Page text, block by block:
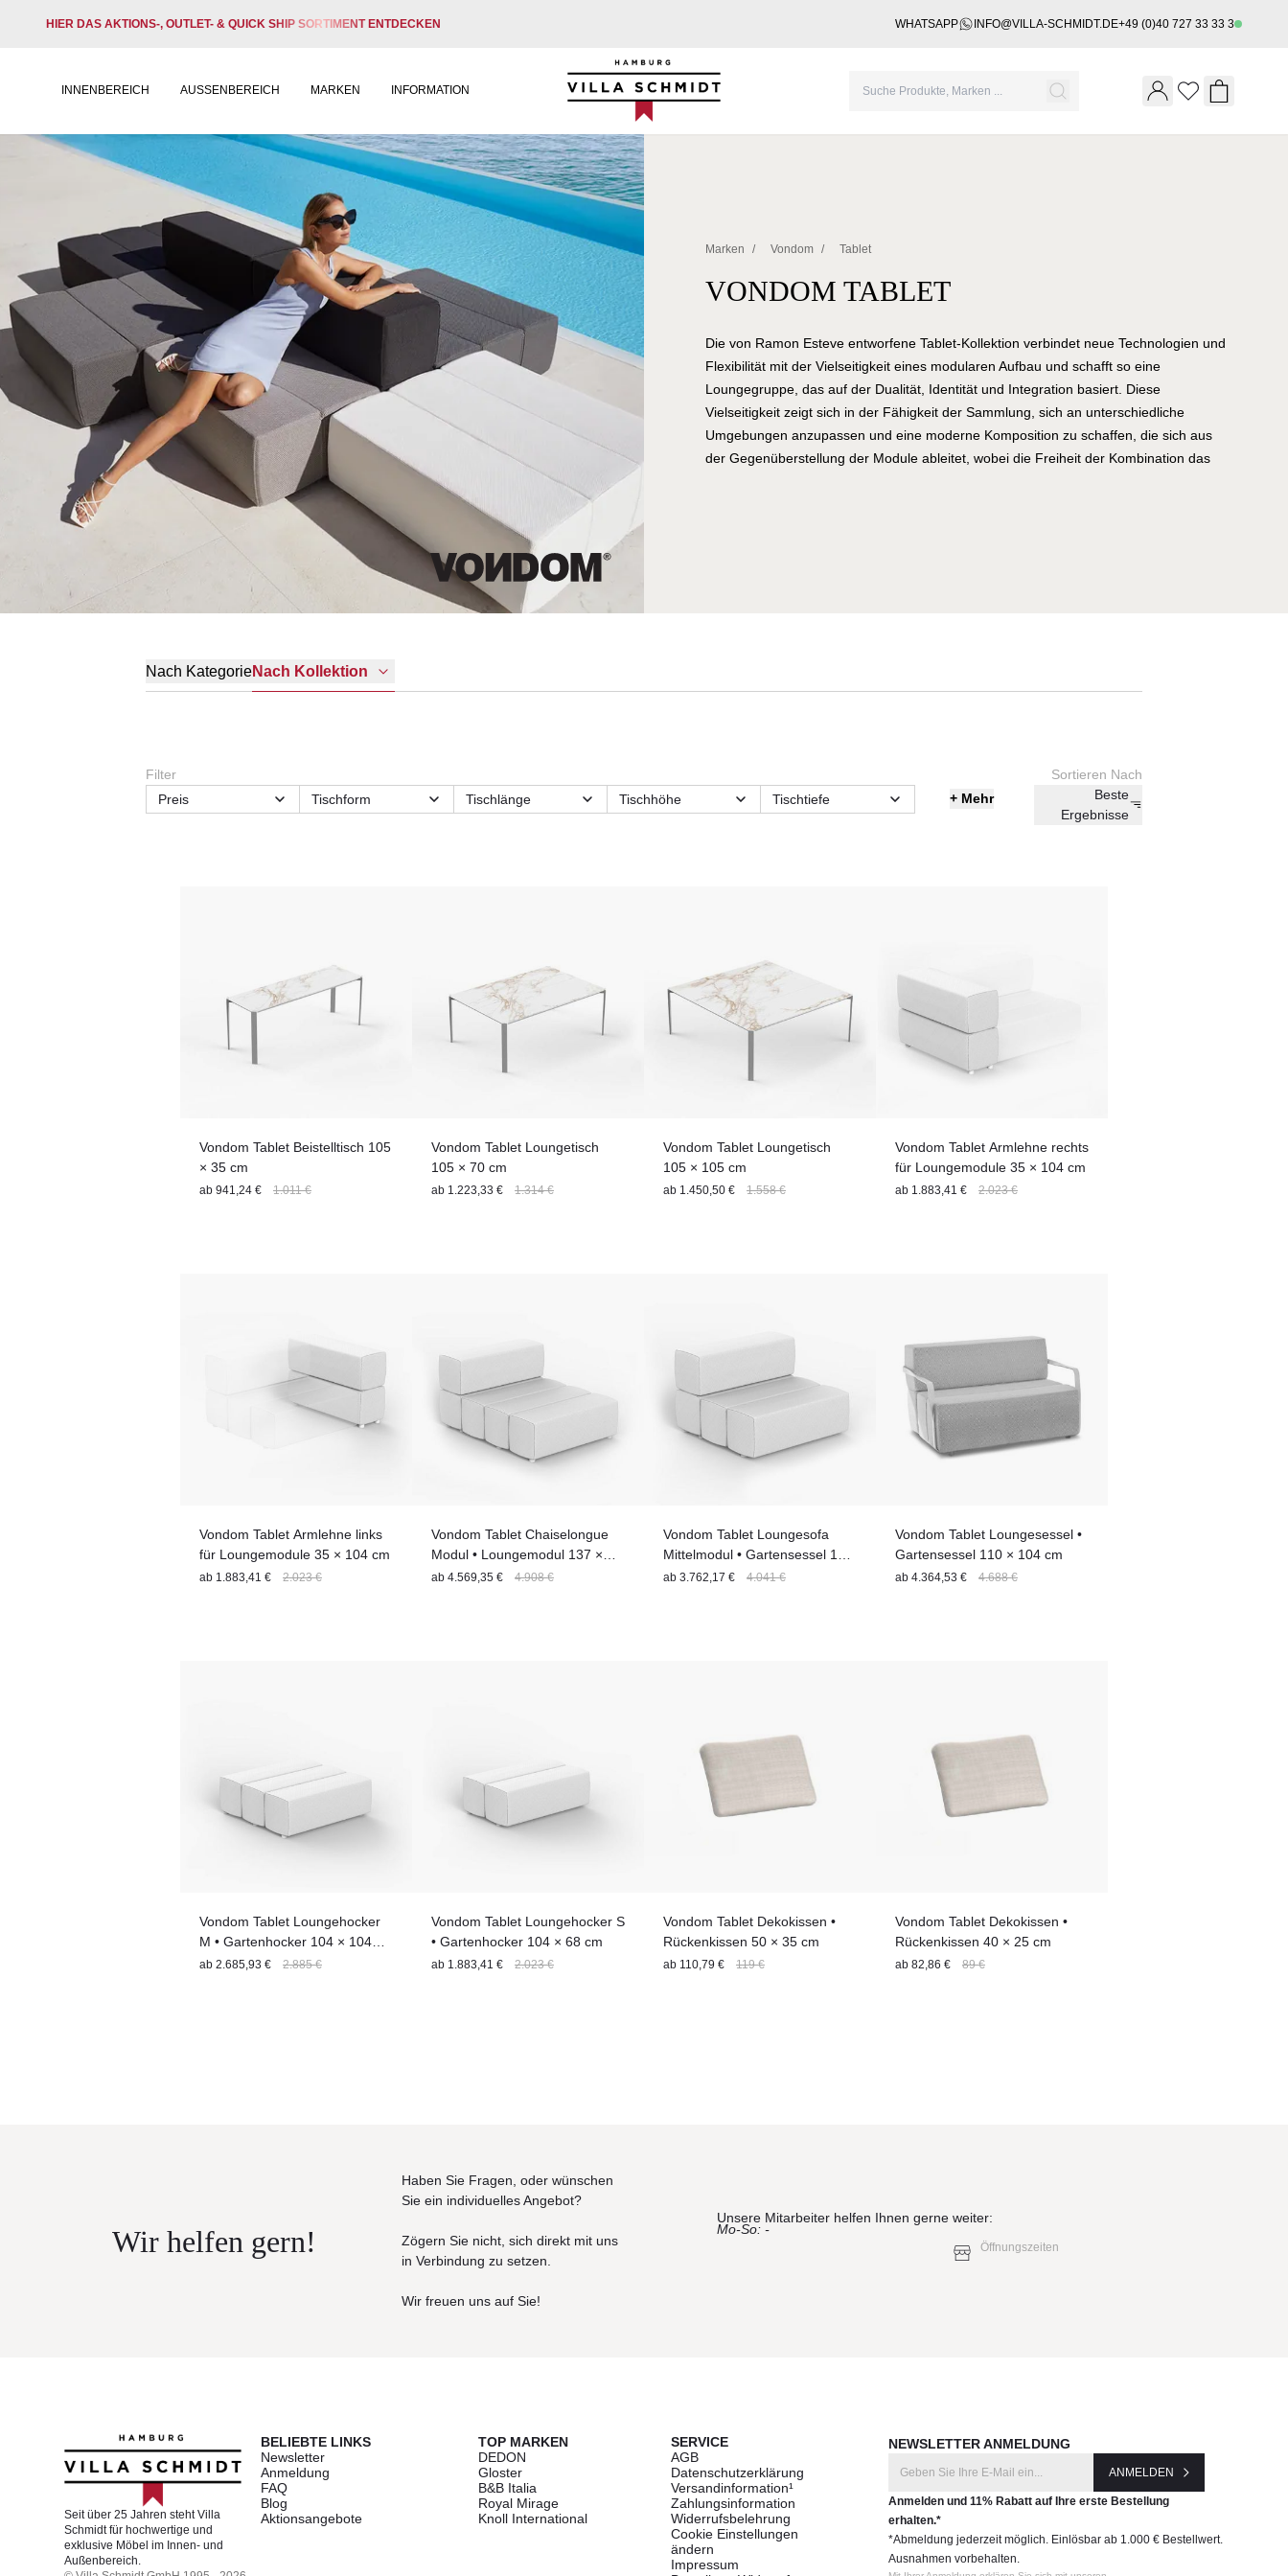
HIER DAS AKTIONS-, OUTLET- & QUICK SHIP SORTIMENT ENTDECKEN WHATSAPP INFO@VILLA-SCHMIDT.DE+49 (0)40 727 33 33 3
INNENBEREICH AUSSENBEREICH MARKEN INFORMATION
Villa Schmidt
Wishlist
Marken / Vondom / Tablet
VONDOM TABLET
Die von Ramon Esteve entworfene Tablet-Kollektion verbindet neue Technologien und
Flexibilität mit der Vielseitigkeit eines modularen Aufbau und schafft so eine
Loungegruppe, das auf der Dualität, Identität und Integration basiert. Diese
Vielseitigkeit zeigt sich in der Fähigkeit der Sammlung, sich an unterschiedliche
Umgebungen anzupassen und eine moderne Komposition zu schaffen, die sich aus
der Gegenüberstellung der Module ableitet, wobei die Freiheit der Kombination das
Nach KategorieNach Kollektion
Filter
Preis
Tischform Tischlänge Tischhöhe
Tischtiefe
+ Mehr
Sortieren Nach
Beste
Ergebnisse
Vondom Tablet Beistelltisch 105
× 35 cm
ab 941,24 € 1.011 €
Vondom Tablet Loungetisch
105 × 70 cm
ab 1.223,33 € 1.314 €
Vondom Tablet Loungetisch
105 × 105 cm
ab 1.450,50 € 1.558 €
Vondom Tablet Armlehne rechts
für Loungemodule 35 × 104 cm
ab 1.883,41 € 2.023 €
Vondom Tablet Armlehne links
für Loungemodule 35 × 104 cm
ab 1.883,41 € 2.023 €
Vondom Tablet Chaiselongue
Modul • Loungemodul 137 ×
104 cm
ab 4.569,35 € 4.908 €
Vondom Tablet Loungesofa
Mittelmodul • Gartensessel 106
× 103 cm
ab 3.762,17 € 4.041 €
Vondom Tablet Loungesessel •
Gartensessel 110 × 104 cm
ab 4.364,53 € 4.688 €
Vondom Tablet Loungehocker
M • Gartenhocker 104 × 104
cm
ab 2.685,93 € 2.885 €
Vondom Tablet Loungehocker S
• Gartenhocker 104 × 68 cm
ab 1.883,41 € 2.023 €
Vondom Tablet Dekokissen •
Rückenkissen 50 × 35 cm
ab 110,79 € 119 €
Vondom Tablet Dekokissen •
Rückenkissen 40 × 25 cm
ab 82,86 € 89 €
Wir helfen gern!
Haben Sie Fragen, oder wünschen
Sie ein individuelles Angebot?
Zögern Sie nicht, sich direkt mit uns
in Verbindung zu setzen.
Wir freuen uns auf Sie!
Unsere Mitarbeiter helfen Ihnen gerne weiter:
Mo-So: -
Öffnungszeiten
Seit über 25 Jahren steht Villa
Schmidt für hochwertige und
exklusive Möbel im Innen- und
Außenbereich.
BELIEBTE LINKS
Newsletter
Anmeldung
FAQ
Blog
Aktionsangebote
TOP MARKEN
DEDON
Gloster
B&B Italia
Royal Mirage
Knoll International
SERVICE
AGB
Datenschutzerklärung
Versandinformation¹
Zahlungsinformation
Widerrufsbelehrung
Cookie Einstellungen
ändern
Impressum
NEWSLETTER ANMELDUNG
ANMELDEN
Anmelden und 11% Rabatt auf Ihre erste Bestellung
erhalten.*
*Abmeldung jederzeit möglich. Einlösbar ab 1.000 € Bestellwert.
Ausnahmen vorbehalten.